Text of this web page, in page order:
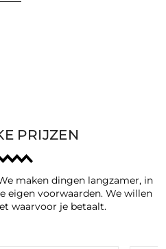
PRIJZEN
maken dingen langzamer, in
eigen voorwaarden. We willen
waarvoor je betaalt.